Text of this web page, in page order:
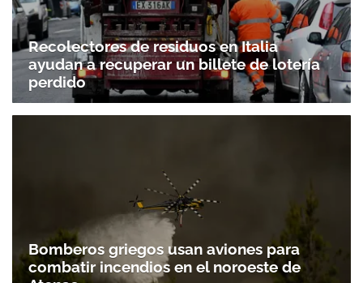
Recolectores de residuos en Italia
ayudan a recuperar un billete de lotería
perdido
Bomberos griegos usan aviones para
combatir incendios en el noroeste de